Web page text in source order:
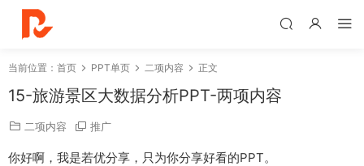
当前位置： 首页 PPT单页 二项内容 正文
15-旅游景区大数据分析PPT-两项内容
二项内容 推广
你好啊，我是若优分享，只为你分享好看的PPT。